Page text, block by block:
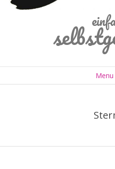
Navigation
Menu